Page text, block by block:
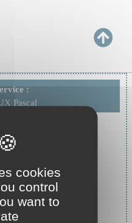
:
Pascal
cookies
control
want to